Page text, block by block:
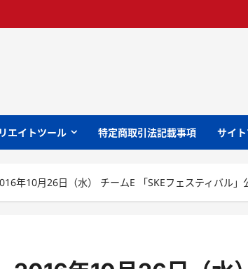
エイトツール 特定商取引法記載事項 サイ
年10月26日（水） チームE 「SKEフェスティバル」